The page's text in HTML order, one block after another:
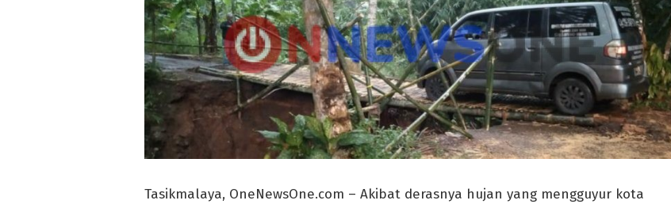
Tasikmalaya, OneNewsOne.com – Akibat derasnya hujan yang mengguyur kota